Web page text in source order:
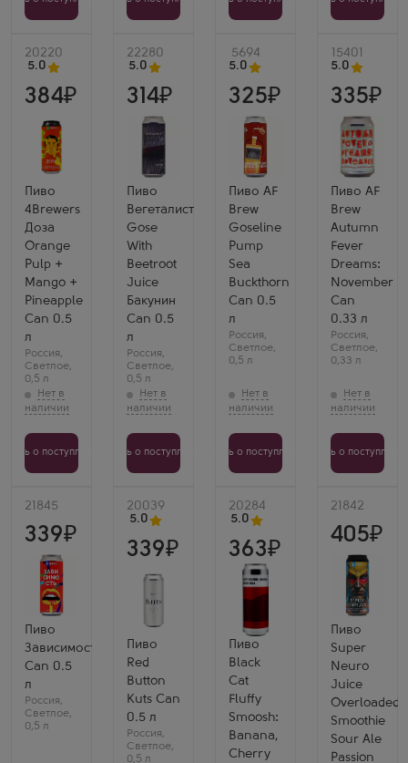
Артикул
20220
5.0
384
Пиво
4Brewers
Доза
Orange
Pulp +
Mango +
Pineapple
Can 0.5
л
Россия,
Светлое,
0,5 л
о поступлении
Артикул
22280
5.0
314
Пиво
Вегеталист
Gose
With
Beetroot
Juice
Бакунин
Can 0.5
л
Россия,
Светлое,
0,5 л
Узнать о поступлении
Артикул
5694
5.0
325
Пиво AF
Brew
Goseline
Pump
Sea
Buckthorn
Can 0.5
л
Россия,
Светлое,
0,5 л
Узнать о поступлении
Артикул
15401
5.0
335
Пиво AF
Brew
Autumn
Fever
Dreams:
November
Can
0.33 л
Россия,
Светлое,
0,33 л
Узнать о
Артикул
21845
339
Пиво
Зависимость
Can 0.5
л
Россия,
Светлое,
0,5 л
Артикул
20039
5.0
339
Пиво
Red
Button
Kuts Can
0.5 л
Россия,
Светлое,
0,5 л
Артикул
20284
5.0
363
Пиво
Black
Cat
Fluffy
Smoosh:
Banana,
Cherry
Артикул
21842
405
Пиво
Super
Neuro
Juice
Overloaded
Smoothie
Sour Ale
Passion